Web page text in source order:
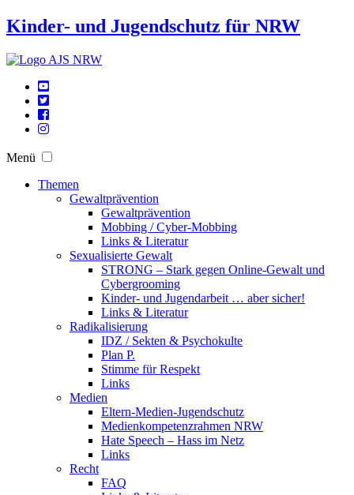
Kinder- und Jugendschutz für NRW
Menü
Themen
Gewaltprävention
Gewaltprävention
Mobbing / Cyber-Mobbing
Links & Literatur
Sexualisierte Gewalt
STRONG – Stark gegen Online-Gewalt und
Cybergrooming
Kinder- und Jugendarbeit … aber sicher!
Links & Literatur
Radikalisierung
IDZ / Sekten & Psychokulte
Plan P.
Stimme für Respekt
Links
Medien
Eltern-Medien-Jugendschutz
Medienkompetenzrahmen NRW
Hate Speech – Hass im Netz
Links
Recht
FAQ